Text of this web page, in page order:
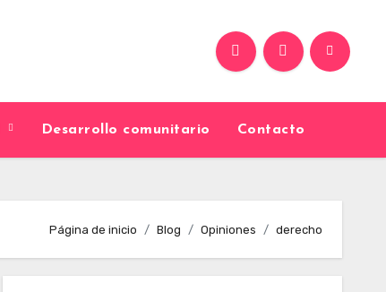
Desarrollo comunitario Contacto
Página de inicio Blog Opiniones derecho